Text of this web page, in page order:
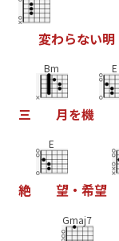
変わらない明
三
Bm
月を機
E
絶
E
望・ 希望
Gmaj7